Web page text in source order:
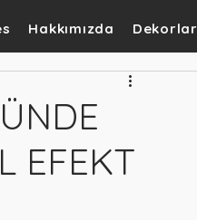
Hakkımızda Dekorlar
EFEKT